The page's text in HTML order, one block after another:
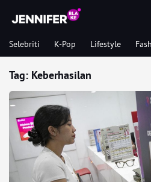
Selebriti K-Pop Lifestyle
Tag: Keberhasilan